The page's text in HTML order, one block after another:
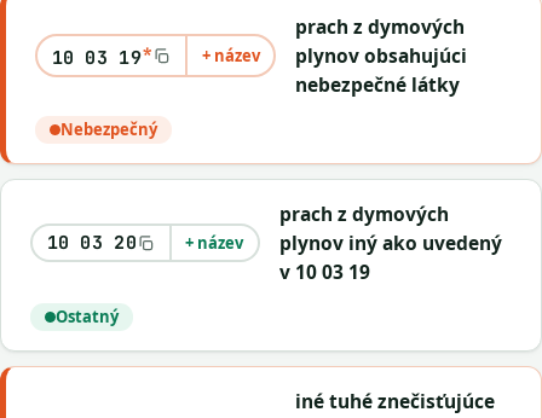
10 03 19* + název
prach z dymových
plynov obsahujúci
nebezpečné látky
Nebezpečný
10 03 20 + název
prach z dymových
plynov iný ako uvedený
v 10 03 19
Ostatný
iné tuhé znečisťujúce